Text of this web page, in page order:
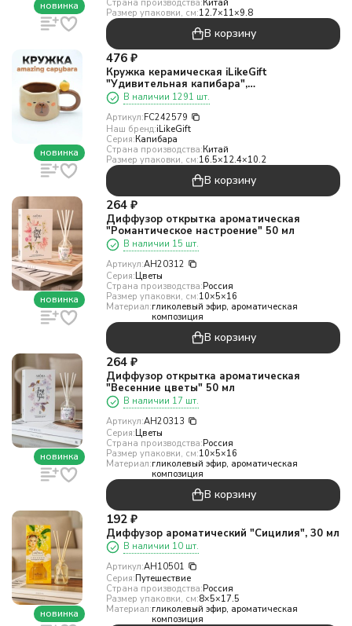
новинка Страна производства:Китай
Размер упаковки, см:12.7×11×9.8
В корзину
новинка
476 ₽
Кружка керамическая iLikeGift
"Удивительная капибара",
коричневая,500мл
В наличии 1291 шт.
Артикул:FC242579
Наш бренд:iLikeGift
Серия:Капибара
Страна производства:Китай
Размер упаковки, см:16.5×12.4×10.2
В корзину
новинка
264 ₽
Диффузор открытка ароматическая
"Романтическое настроение" 50 мл
В наличии 15 шт.
Артикул:AH20312
Серия:Цветы
Страна производства:Россия
Размер упаковки, см:10×5×16
Материал:гликолевый эфир, ароматическая
композиция
В корзину
новинка
264 ₽
Диффузор открытка ароматическая
"Весенние цветы" 50 мл
В наличии 17 шт.
Артикул:AH20313
Серия:Цветы
Страна производства:Россия
Размер упаковки, см:10×5×16
Материал:гликолевый эфир, ароматическая
композиция
В корзину
новинка
192 ₽
Диффузор ароматический "Сицилия", 30 мл
В наличии 10 шт.
Артикул:АН10501
Серия:Путешествие
Страна производства:Россия
Размер упаковки, см:8×5×17.5
Материал:гликолевый эфир, ароматическая
композиция